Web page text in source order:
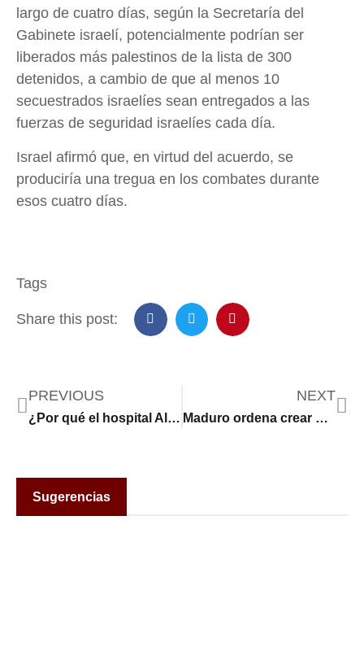
largo de cuatro días, según la Secretaría del
Gabinete israelí, potencialmente podrían ser
liberados más palestinos de la lista de 300
detenidos, a cambio de que al menos 10
secuestrados israelíes sean entregados a las
fuerzas de seguridad israelíes cada día.
Israel afirmó que, en virtud del acuerdo, se
produciría una tregua en los combates durante
esos cuatro días.
Tags
Share this post:
PREVIOUS
¿Por qué el hospital Al Shifa de Gaza es tan importante en la guerra entre Israel y Hamas?
NEXT
Maduro ordena crear un estado venezolano y otorgar licencias petroleras
Sugerencias